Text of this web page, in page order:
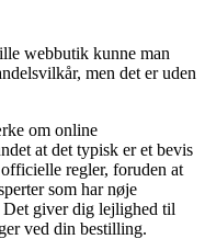
webbutik kunne man
men det er uden
om online
at det typisk er et bevis
regler, foruden at
som har nøje
Det giver dig lejlighed til
ved din bestilling.